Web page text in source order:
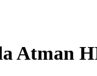
Atman